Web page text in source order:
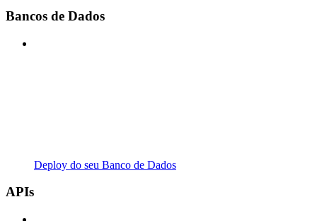
Bancos de Dados
Deploy do seu Banco de Dados
APIs